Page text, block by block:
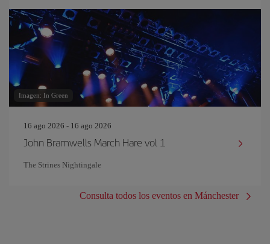
Imagen: In Green
16 ago 2026 - 16 ago 2026
John Bramwells March Hare vol 1
The Strines Nightingale
Consulta todos los eventos en Mánchester